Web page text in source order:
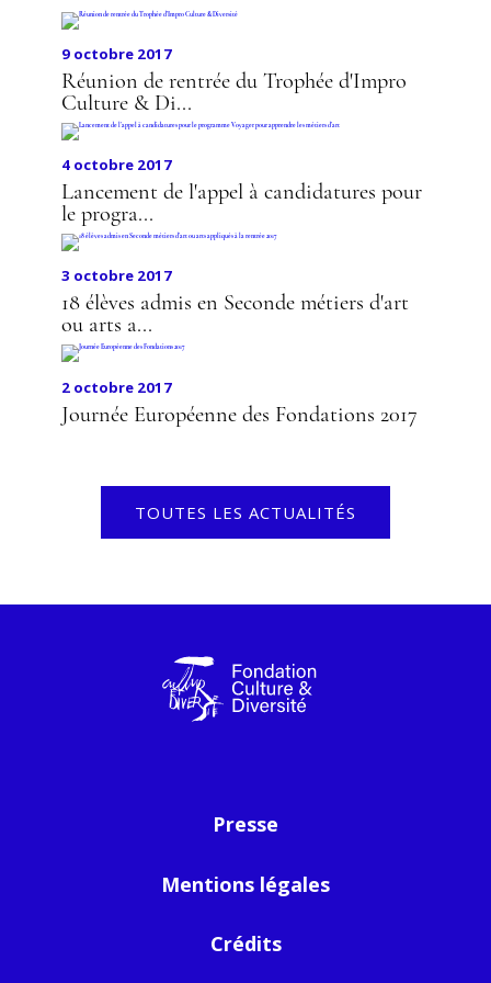
9 octobre 2017
Réunion de rentrée du Trophée d'Impro
Culture & Di...
4 octobre 2017
Lancement de l'appel à candidatures pour
le progra...
3 octobre 2017
18 élèves admis en Seconde métiers d'art
ou arts a...
2 octobre 2017
Journée Européenne des Fondations 2017
TOUTES LES ACTUALITÉS
Presse
Mentions légales
Crédits